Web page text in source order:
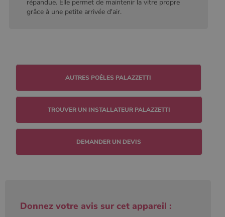
répandue. Elle permet de maintenir la vitre propre
grâce à une petite arrivée d'air.
TROUVER UN INSTALLATEUR PALAZZETTI
DEMANDER UN DEVIS
Donnez votre avis sur cet appareil :